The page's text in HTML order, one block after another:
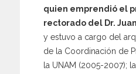
quien emprendió el
rectorado del Dr.
y estuvo a cargo del
de la Coordinación de
la UNAM (2005-2007);